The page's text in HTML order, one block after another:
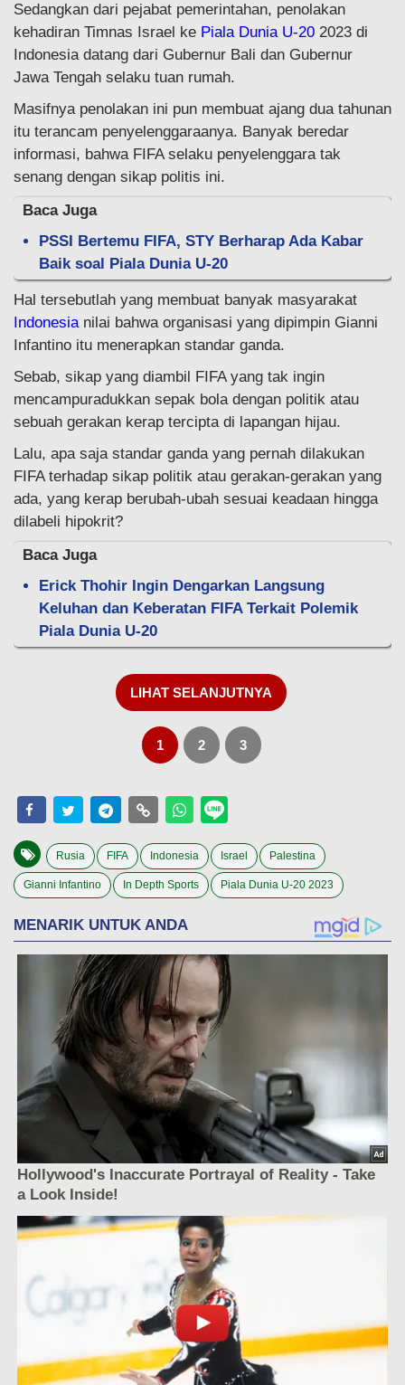
Sedangkan dari pejabat pemerintahan, penolakan
kehadiran Timnas Israel ke Piala Dunia U-20 2023 di
Indonesia datang dari Gubernur Bali dan Gubernur
Jawa Tengah selaku tuan rumah.
Masifnya penolakan ini pun membuat ajang dua tahunan
itu terancam penyelenggaraanya. Banyak beredar
informasi, bahwa FIFA selaku penyelenggara tak
senang dengan sikap politis ini.
Baca Juga
PSSI Bertemu FIFA, STY Berharap Ada Kabar
Baik soal Piala Dunia U-20
Hal tersebutlah yang membuat banyak masyarakat
Indonesianilai bahwa organisasi yang dipimpin Gianni
Infantino itu menerapkan standar ganda.
Sebab, sikap yang diambil FIFA yang tak ingin
mencampuradukkan sepak bola dengan politik atau
sebuah gerakan kerap tercipta di lapangan hijau.
Lalu, apa saja standar ganda yang pernah dilakukan
FIFA terhadap sikap politik atau gerakan-gerakan yang
ada, yang kerap berubah-ubah sesuai keadaan hingga
dilabeli hipokrit?
Baca Juga
Erick Thohir Ingin Dengarkan Langsung
Keluhan dan Keberatan FIFA Terkait Polemik
Piala Dunia U-20
LIHAT SELANJUTNYA
1 2 3
Rusia FIFA Indonesia Israel Palestina
Gianni Infantino In Depth Sports Piala Dunia U-20 2023